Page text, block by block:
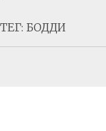
ТЕГ: БОДДИ